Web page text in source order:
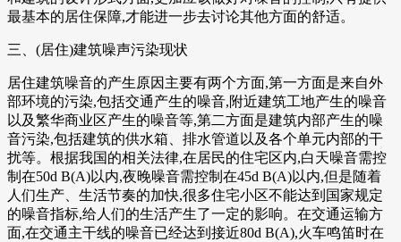
最基本的居住保障,才能进一步去讨论其他方面的舒适。
三、(居住)建筑噪声污染现状
居住建筑噪音的产生原因主要有两个方面,第一方面是来自外
部环境的污染,包括交通产生的噪音,附近建筑工地产生的噪音
以及繁华商业区产生的噪音等,第二方面是建筑内部产生的噪
音污染,包括建筑的供水箱、排水管道以及各个单元内部的干
扰等。根据我国的相关法律,在居民的住宅区内,白天噪音需控
制在50d B(A)以内,夜晚噪音需控制在45d B(A)以内,但是随着
人们生产、生活节奏的加快,很多住宅小区不能达到国家规定
的噪音指标,给人们的生活产生了一定的影响。在交通运输方
面,在交通主干线的噪音已经达到接近80d B(A),火车鸣笛时在